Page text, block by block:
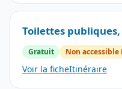
Toilettes publiques,
Gratuit Non accessible
Voir la ficheItinéraire